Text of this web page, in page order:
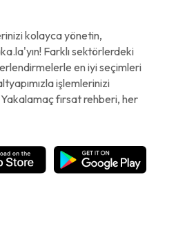
kolayca yönetin,
Farklı sektörlerdeki
en iyi seçimleri
işlemlerinizi
fırsat rehberi, her